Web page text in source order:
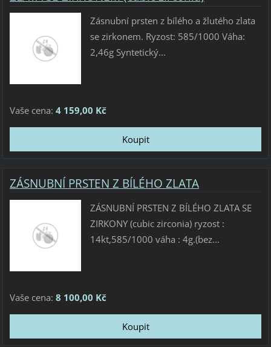
Zásnubní prsten z bílého a žlutého zlata
se zirkonem. Ryzost: 585/1000 Váha:
2,46g Syntetický...
Vaše cena: 4 159,00 Kč
ZÁSNUBNÍ PRSTEN Z BÍLÉHO ZLATA
ZÁSNUBNÍ PRSTEN Z BÍLÉHO ZLATA SE
ZIRKONY (cubic zirconia) ryzost :
14kt,585/1000 váha : 4g.(bez...
Vaše cena: 8 100,00 Kč